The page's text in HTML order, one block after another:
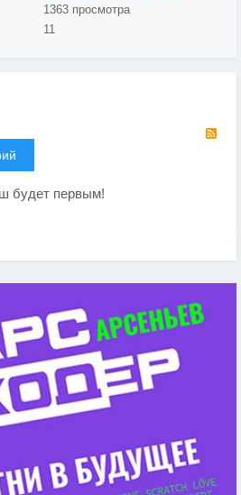
1363 просмотра
11
будет первым!